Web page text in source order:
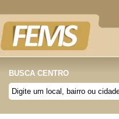
BUSCA CENTRO